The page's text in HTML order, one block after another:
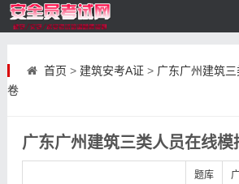
首页 > 建筑安考A证> 广东广州建筑
卷
广东广州建筑三类人员在线模
题库